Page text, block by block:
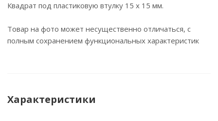
Квадрат под пластиковую втулку 15 x 15 мм.
Товар на фото может несущественно отличаться, с
полным сохранением функциональных характеристик
Характеристики